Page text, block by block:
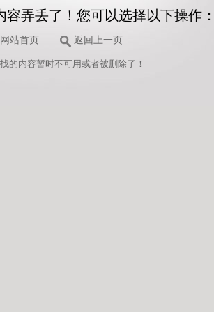
容弄丢了！您可以选择以下操作
网站首页 返回上一页
的内容暂时不可用或者被删除了！